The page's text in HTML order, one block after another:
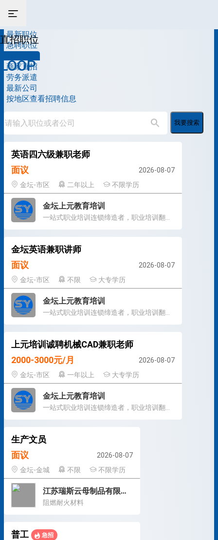
直招职位
LOOP
最新职位
急聘职位
商家直招
劳务派遣
最新公司
按地区查看招聘信息
我要搜索
英语四六级兼职老师
面议
2026-08-07
金坛-市区
二年以上 不限学历
金坛上元教育培训
金坛英语兼职讲师
面议
2026-08-07
金坛-市区
不限 大专学历
金坛上元教育培训
上元培训诚聘机械CAD兼职老师
2000-3000元/月
2026-08-07
金坛-市区
一年以上 大专学历
金坛上元教育培训
生产文员
面议
2026-08-07
金坛-金城
不限 不限学历
江苏瑞斯云母制品有限公司
阻燃耐火材料
普工 急招